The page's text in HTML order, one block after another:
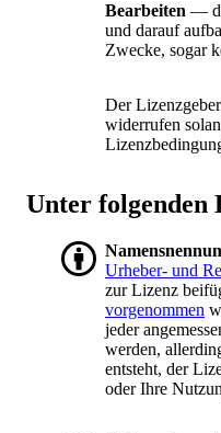
Bearbeiten —
und darauf
Zwecke, sogar
Der
widerrufen
Unter folgenden
Urheber- und
zur Lizenz
vorgenommen
jeder
werden,
entsteht, der
oder Ihre